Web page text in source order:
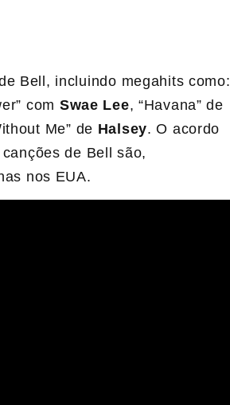
Bell, incluindo megahits como:
com Swae Lee, “Havana” de
Me” de Halsey. O acordo
de Bell são,
nos EUA.